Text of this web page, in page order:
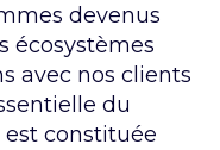
devenus
écosystèmes
avec nos clients
du
est constituée